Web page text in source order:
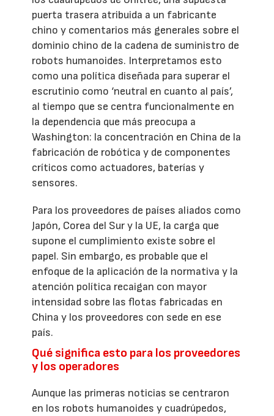
puerta trasera atribuida a un fabricante
chino y comentarios más generales sobre el
dominio chino de la cadena de suministro de
robots humanoides. Interpretamos esto
como una política diseñada para superar el
escrutinio como ‘neutral en cuanto al país’,
al tiempo que se centra funcionalmente en
la dependencia que más preocupa a
Washington: la concentración en China de la
fabricación de robótica y de componentes
críticos como actuadores, baterías y
sensores.
Para los proveedores de países aliados como
Japón, Corea del Sur y la UE, la carga que
supone el cumplimiento existe sobre el
papel. Sin embargo, es probable que el
enfoque de la aplicación de la normativa y la
atención política recaigan con mayor
intensidad sobre las flotas fabricadas en
China y los proveedores con sede en ese
país.
Qué significa esto para los proveedores
y los operadores
Aunque las primeras noticias se centraron
en los robots humanoides y cuadrúpedos,